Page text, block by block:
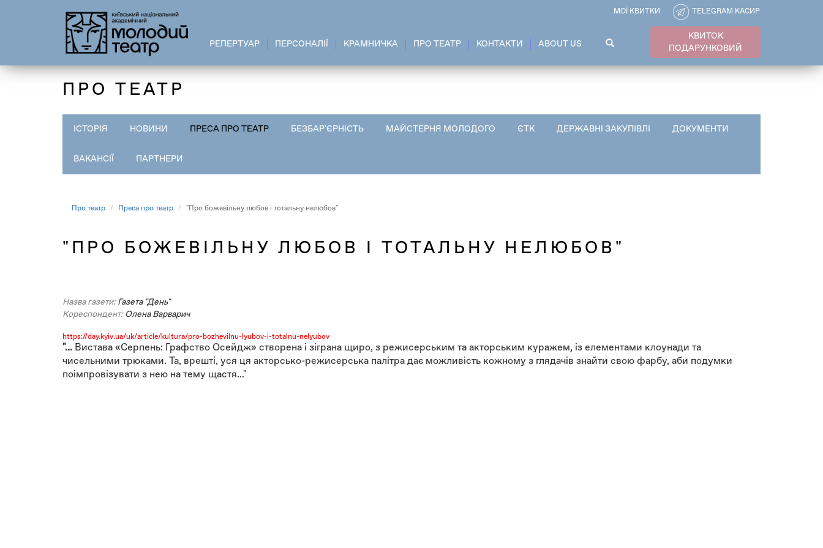
РЕПЕРТУАР ПЕРСОНАЛІЇ КРАМНИЧКА ПРО ТЕАТР КОНТАКТИ ABOUT US
ПОШУКОВА
ФОРМА
КВИТОК
ПОДАРУНКОВИЙ
МОЇ КВИТКИ TELEGRAM КАСИР
ПРО ТЕАТР
ІСТОРІЯ НОВИНИ ПРЕСА ПРО ТЕАТР БЕЗБАР'ЄРНІСТЬ МАЙСТЕРНЯ МОЛОДОГО ЄТК ДЕРЖАВНІ ЗАКУПІВЛІ ДОКУМЕНТИ
ВАКАНСІЇ ПАРТНЕРИ
Про театр Преса про театр "Про божевільну любов і тотальну нелюбов"
"ПРО БОЖЕВІЛЬНУ ЛЮБОВ І ТОТАЛЬНУ НЕЛЮБОВ"
Назва газети: Газета "День"
Кореспондент: Олена Варварич
https://day.kyiv.ua/uk/article/kultura/pro-bozhevilnu-lyubov-i-totalnu-nelyubov
"... Вистава «Серпень: Графство Осейдж» створена і зіграна щиро, з режисерським та акторським куражем, із елементами клоунади та
чисельними трюками. Та, врешті, уся ця акторсько-режисерська палітра дає можливість кожному з глядачів знайти свою фарбу, аби подумки
поімпровізувати з нею на тему щастя..."